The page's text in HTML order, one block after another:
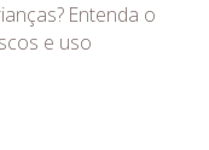
Entenda o
e uso